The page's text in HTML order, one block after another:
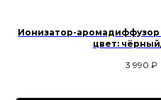
Ионизатор-аромадиффузор
цвет:
3 990 ₽